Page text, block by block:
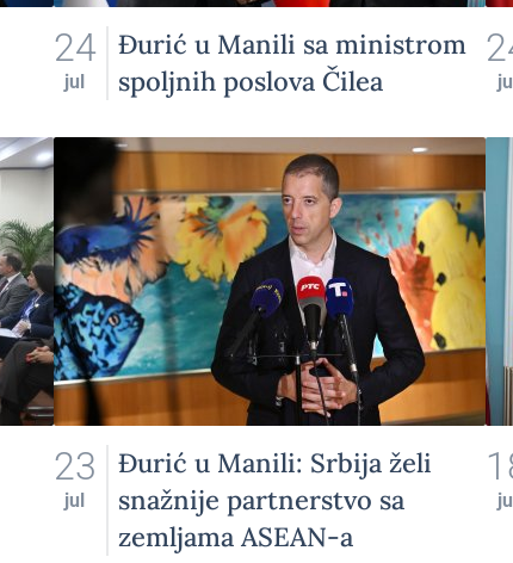
24
jul
Đurić u Manili sa ministrom
spoljnih poslova Čilea
23
jul
Đurić u Manili: Srbija želi
snažnije partnerstvo sa
zemljama ASEAN-a